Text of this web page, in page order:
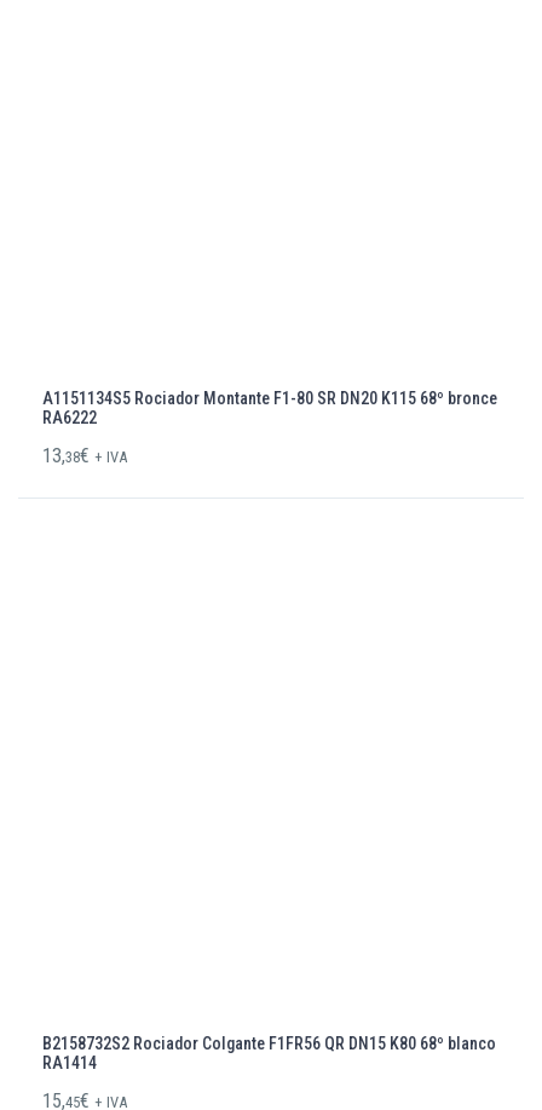
A1151134S5 Rociador Montante F1-80 SR DN20 K115 68º bronce
RA6222
13,38€ + IVA
B2158732S2 Rociador Colgante F1FR56 QR DN15 K80 68º blanco
RA1414
15,45€ + IVA